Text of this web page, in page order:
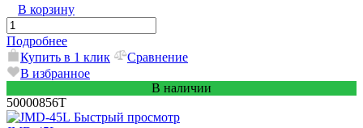
В корзину
Подробнее
Купить в 1 клик
Сравнение
В избранное
В наличии
50000856T
Быстрый просмотр